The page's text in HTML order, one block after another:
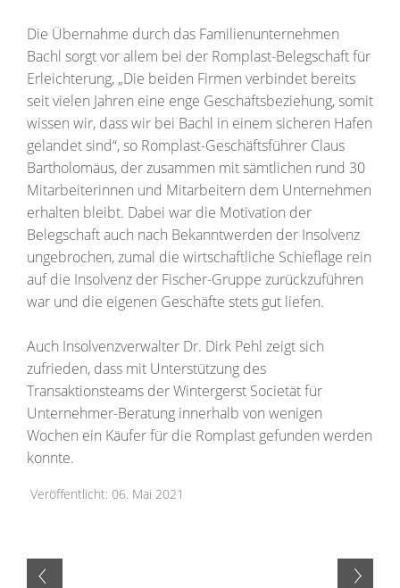
Die Übernahme durch das Familienunternehmen
Bachl sorgt vor allem bei der Romplast-Belegschaft für
Erleichterung, „Die beiden Firmen verbindet bereits
seit vielen Jahren eine enge Geschäftsbeziehung, somit
wissen wir, dass wir bei Bachl in einem sicheren Hafen
gelandet sind“, so Romplast-Geschäftsführer Claus
Bartholomäus, der zusammen mit sämtlichen rund 30
Mitarbeiterinnen und Mitarbeitern dem Unternehmen
erhalten bleibt. Dabei war die Motivation der
Belegschaft auch nach Bekanntwerden der Insolvenz
ungebrochen, zumal die wirtschaftliche Schieflage rein
auf die Insolvenz der Fischer-Gruppe zurückzuführen
war und die eigenen Geschäfte stets gut liefen.
Auch Insolvenzverwalter Dr. Dirk Pehl zeigt sich
zufrieden, dass mit Unterstützung des
Transaktionsteams der Wintergerst Societät für
Unternehmer-Beratung innerhalb von wenigen
Wochen ein Käufer für die Romplast gefunden werden
konnte.
Veröffentlicht: 06. Mai 2021